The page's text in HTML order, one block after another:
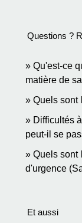
Questions ?
Qu'est-ce
matière de
Quels sont
Difficultés
peut-il se
Quels sont
d'urgence
Et aussi